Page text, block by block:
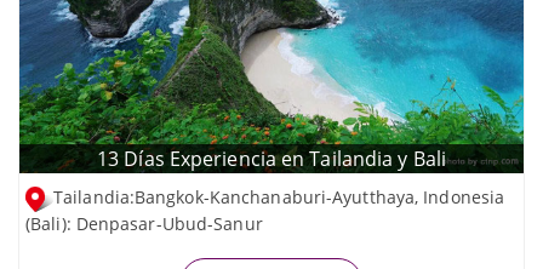
13 Días Experiencia en Tailandia y Bali
Tailandia:Bangkok-Kanchanaburi-Ayutthaya, Indonesia
(Bali): Denpasar-Ubud-Sanur